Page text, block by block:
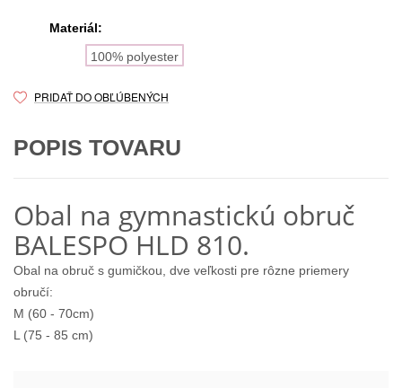
Materiál:
100% polyester
PRIDAŤ DO OBĽÚBENÝCH
POPIS TOVARU
Obal na gymnastickú obruč
BALESPO HLD 810.
Obal na obruč s gumičkou, dve veľkosti pre rôzne priemery
obručí:
M (60 - 70cm)
L (75 - 85 cm)